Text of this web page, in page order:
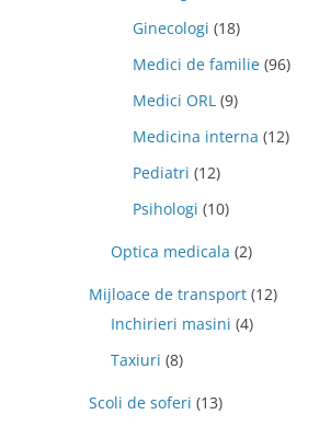
Ginecologi (18)
Medici de familie (96)
Medici ORL (9)
Medicina interna (12)
Pediatri (12)
Psihologi (10)
Optica medicala (2)
Mijloace de transport (12)
Inchirieri masini (4)
Taxiuri (8)
Scoli de soferi (13)